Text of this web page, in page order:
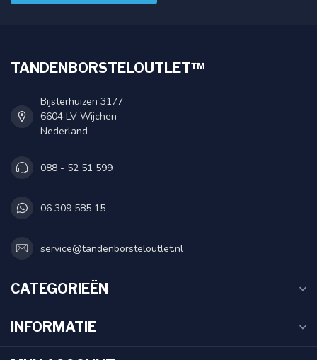
TANDENBORSTELOUTLET™
Bijsterhuizen 3177
6604 LV Wijchen
Nederland
088 - 52 51 599
06 309 585 15
service@tandenborsteloutlet.nl
CATEGORIEËN
INFORMATIE